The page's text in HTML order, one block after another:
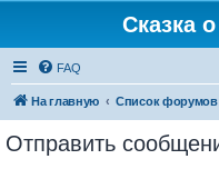
Сказка
FAQ
На главную Список форумов
Отправить